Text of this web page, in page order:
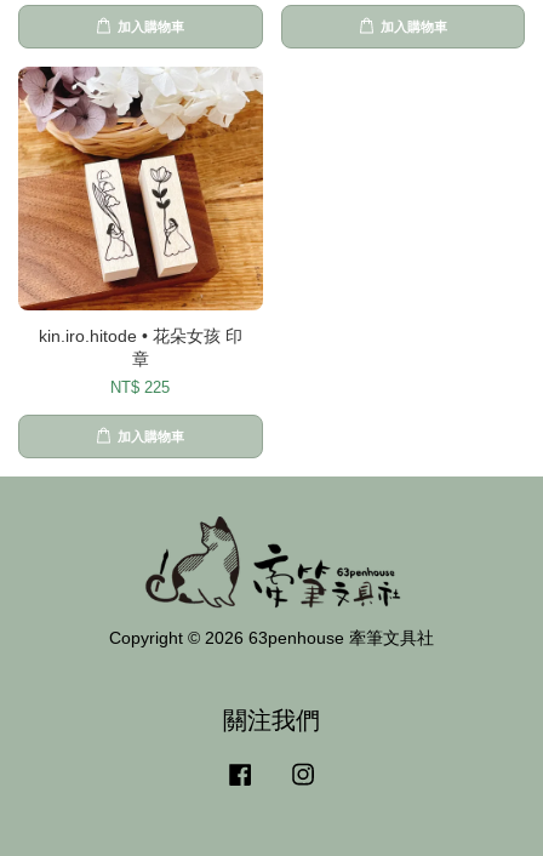
加入購物車 加入購物車
kin.iro.hitode • 花朵女孩 印
章
NT$ 225
加入購物車
Copyright © 2026 63penhouse 牽筆文具社
關注我們
Facebook